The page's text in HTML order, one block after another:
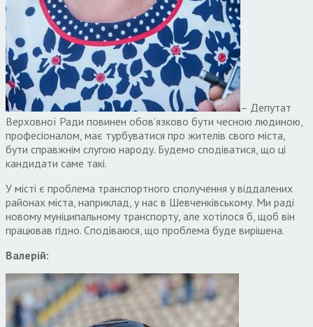
– Депутат
Верховної Ради повинен обов’язково бути чесною людиною,
професіоналом, має турбуватися про жителів свого міста,
бути справжнім слугою народу. Будемо сподіватися, що ці
кандидати саме такі.
У місті є проблема транспортного сполучення у віддалених
районах міста, наприклад, у нас в Шевченківському. Ми раді
новому муніципальному транспорту, але хотілося б, щоб він
працював гідно. Сподіваюся, що проблема буде вирішена.
Валерій: